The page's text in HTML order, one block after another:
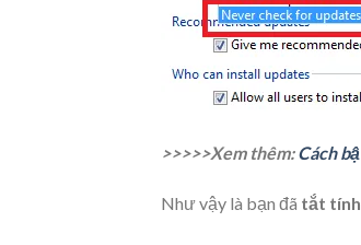
>>>>>Xem thêm:Cách
Như vậy là bạn đã tắt